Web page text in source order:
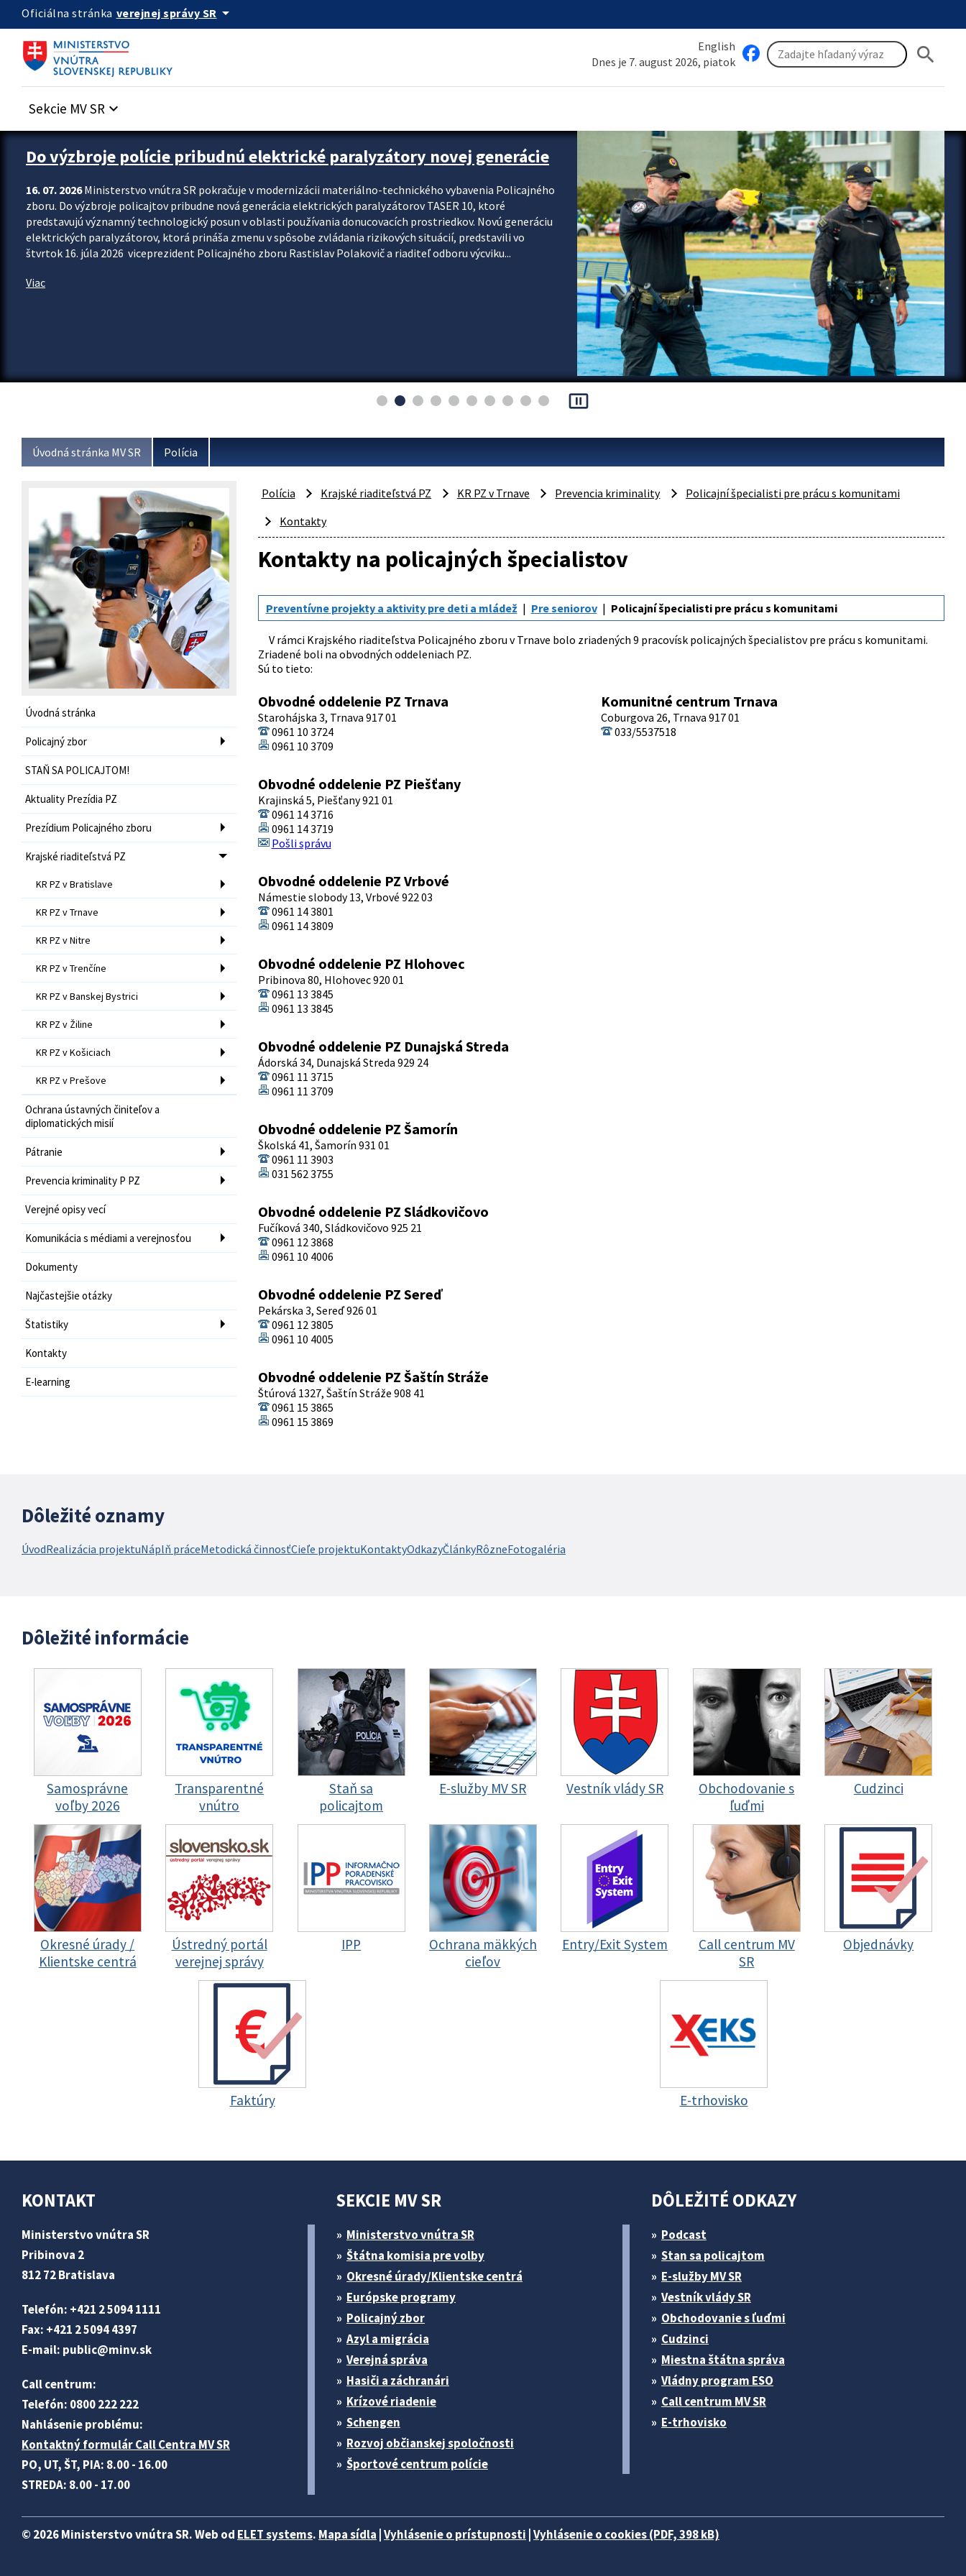
Preskocit na hlavný obsah
Oficiálna stránka verejnej správy SR arrow_drop_down
English
Dnes je 7. august 2026, piatok
search
Sekcie MV SR keyboard_arrow_down
Zastavit automatický posun upútavok
Do výzbroje polície pribudnú elektrické paralyzátory novej generácie
16. 07. 2026Ministerstvo vnútra SR pokračuje v modernizácii materiálno-technického vybavenia Policajného
zboru. Do výzbroje policajtov pribudne nová generácia elektrických paralyzátorov TASER 10, ktoré
predstavujú významný technologický posun v oblasti používania donucovacích prostriedkov. Novú generáciu
elektrických paralyzátorov, ktorá prináša zmenu v spôsobe zvládania rizikových situácií, predstavili vo
štvrtok 16. júla 2026 viceprezident Policajného zboru Rastislav Polakovič a riaditeľ odboru výcviku...
Viac
pause_presentation
Úvodná stránka MV SR Polícia
Úvodná stránka
Policajný zbor
STAŇ SA POLICAJTOM!
Aktuality Prezídia PZ
Prezídium Policajného zboru
Krajské riaditeľstvá PZ
KR PZ v Bratislave
KR PZ v Trnave
KR PZ v Nitre
KR PZ v Trenčíne
KR PZ v Banskej Bystrici
KR PZ v Žiline
KR PZ v Košiciach
KR PZ v Prešove
Ochrana ústavných činiteľov a
diplomatických misií
Pátranie
Prevencia kriminality P PZ
Verejné opisy vecí
Komunikácia s médiami a verejnosťou
Dokumenty
Najčastejšie otázky
Štatistiky
Kontakty
E-learning
Polícia Krajské riaditeľstvá PZ KR PZ v Trnave Prevencia kriminality
Policajní špecialisti pre prácu s komunitami
Kontakty
Kontakty na policajných špecialistov
Preventívne projekty a aktivity pre deti a mládež Pre seniorov Policajní špecialisti pre prácu s komunitami
V rámci Krajského riaditeľstva Policajného zboru v Trnave bolo zriadených 9 pracovísk policajných špecialistov pre prácu s komunitami.
Zriadené boli na obvodných oddeleniach PZ.
Sú to tieto:
Obvodné oddelenie PZ Trnava
Starohájska 3, Trnava 917 01
0961 10 3724
0961 10 3709
Komunitné centrum Trnava
Coburgova 26, Trnava 917 01
033/5537518
Obvodné oddelenie PZ Piešťany
Krajinská 5, Piešťany 921 01
0961 14 3716
0961 14 3719
Pošli správu
Obvodné oddelenie PZ Vrbové
Námestie slobody 13, Vrbové 922 03
0961 14 3801
0961 14 3809
Obvodné oddelenie PZ Hlohovec
Pribinova 80, Hlohovec 920 01
0961 13 3845
0961 13 3845
Obvodné oddelenie PZ Dunajská Streda
Ádorská 34, Dunajská Streda 929 24
0961 11 3715
0961 11 3709
Obvodné oddelenie PZ Šamorín
Školská 41, Šamorín 931 01
0961 11 3903
031 562 3755
Obvodné oddelenie PZ Sládkovičovo
Fučíková 340, Sládkovičovo 925 21
0961 12 3868
0961 10 4006
Obvodné oddelenie PZ Sereď
Pekárska 3, Sereď 926 01
0961 12 3805
0961 10 4005
Obvodné oddelenie PZ Šaštín Stráže
Štúrová 1327, Šaštín Stráže 908 41
0961 15 3865
0961 15 3869
Dôležité oznamy
ÚvodRealizácia projektuNáplň práceMetodická činnosťCieľe projektuKontaktyOdkazyČlánkyRôzneFotogaléria
Dôležité informácie
Samosprávne
voľby 2026
Transparentné
vnútro
Staň sa
policajtom
E-služby MV SR Vestník vlády SR
Obchodovanie s
ľuďmi
Cudzinci
Okresné úrady /
Klientske centrá
Ústredný portál
verejnej správy
IPP
Ochrana mäkkých
cieľov
Entry/Exit System
Call centrum MV
SR
Objednávky
Faktúry E-trhovisko
KONTAKT
Ministerstvo vnútra SR
Pribinova 2
812 72 Bratislava
Telefón: +421 2 5094 1111
Fax: +421 2 5094 4397
E-mail: public@minv.sk
Call centrum:
Telefón: 0800 222 222
Nahlásenie problému:
Kontaktný formulár Call Centra MV SR
PO, UT, ŠT, PIA: 8.00 - 16.00
STREDA: 8.00 - 17.00
SEKCIE MV SR
Ministerstvo vnútra SR
Štátna komisia pre volby
Okresné úrady/Klientske centrá
Európske programy
Policajný zbor
Azyl a migrácia
Verejná správa
Hasiči a záchranári
Krízové riadenie
Schengen
Rozvoj občianskej spoločnosti
Športové centrum polície
DÔLEŽITÉ ODKAZY
Podcast
Stan sa policajtom
E-služby MV SR
Vestník vlády SR
Obchodovanie s ľuďmi
Cudzinci
Miestna štátna správa
Vládny program ESO
Call centrum MV SR
E-trhovisko
© 2026 Ministerstvo vnútra SR. Web od ELET systems. Mapa sídla Vyhlásenie o prístupnosti Vyhlásenie o cookies (PDF, 398 kB)